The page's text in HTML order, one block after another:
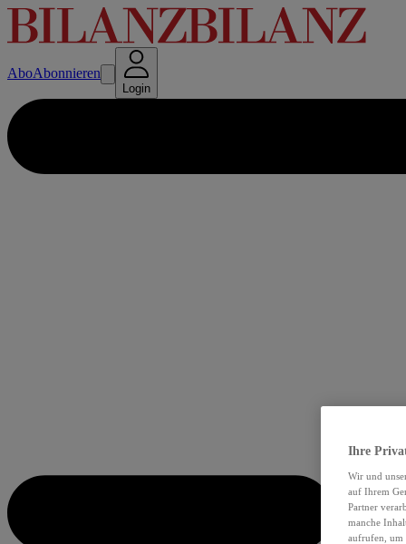
AboAbonnieren
Login
Ihre
Wir und
auf Ihrem
Partner
manche
aufrufen, um